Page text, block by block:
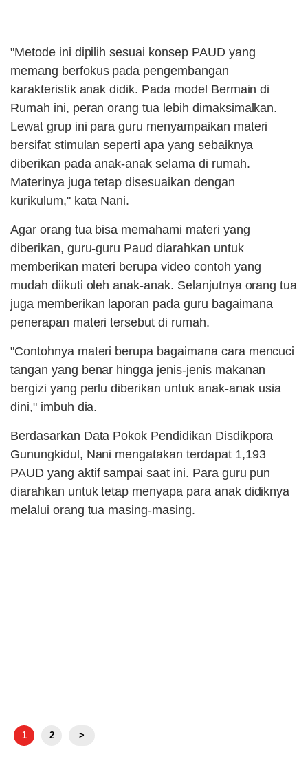
"Metode ini dipilih sesuai konsep PAUD yang
memang berfokus pada pengembangan
karakteristik anak didik. Pada model Bermain di
Rumah ini, peran orang tua lebih dimaksimalkan.
Lewat grup ini para guru menyampaikan materi
bersifat stimulan seperti apa yang sebaiknya
diberikan pada anak-anak selama di rumah.
Materinya juga tetap disesuaikan dengan
kurikulum," kata Nani.
Agar orang tua bisa memahami materi yang
diberikan, guru-guru Paud diarahkan untuk
memberikan materi berupa video contoh yang
mudah diikuti oleh anak-anak. Selanjutnya orang tua
juga memberikan laporan pada guru bagaimana
penerapan materi tersebut di rumah.
"Contohnya materi berupa bagaimana cara mencuci
tangan yang benar hingga jenis-jenis makanan
bergizi yang perlu diberikan untuk anak-anak usia
dini," imbuh dia.
Berdasarkan Data Pokok Pendidikan Disdikpora
Gunungkidul, Nani mengatakan terdapat 1,193
PAUD yang aktif sampai saat ini. Para guru pun
diarahkan untuk tetap menyapa para anak didiknya
melalui orang tua masing-masing.
1 2 >